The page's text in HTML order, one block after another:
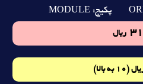
پکیج: MODULE
ریال
(10 به بالا)